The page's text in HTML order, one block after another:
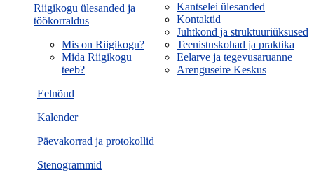
Kantselei ülesanded
Kontaktid
Juhtkond ja struktuuriüksused
Teenistuskohad ja praktika
Eelarve ja tegevusaruanne
Arenguseire Keskus
Eelnõud
Kalender
Päevakorrad ja protokollid
Stenogrammid
Riigikogu ülesanded ja
töökorraldus
Mis on Riigikogu?
Mida Riigikogu
teeb?